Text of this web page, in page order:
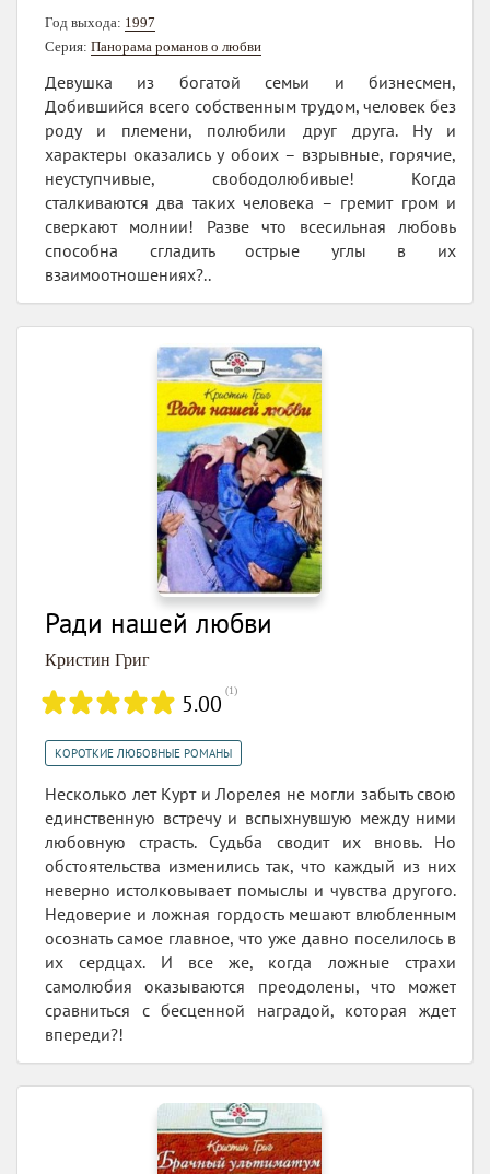
Год выхода: 1997
Серия: Панорама романов о любви
Девушка из богатой семьи и бизнесмен,
Добившийся всего собственным трудом, человек без
роду и племени, полюбили друг друга. Ну и
характеры оказались у обоих – взрывные, горячие,
неуступчивые, свободолюбивые! Когда
сталкиваются два таких человека – гремит гром и
сверкают молнии! Разве что всесильная любовь
способна сгладить острые углы в их
взаимоотношениях?..
Ради нашей любви
Кристин Григ
5.00 (1)
КОРОТКИЕ ЛЮБОВНЫЕ РОМАНЫ
Несколько лет Курт и Лорелея не могли забыть свою
единственную встречу и вспыхнувшую между ними
любовную страсть. Судьба сводит их вновь. Но
обстоятельства изменились так, что каждый из них
неверно истолковывает помыслы и чувства другого.
Недоверие и ложная гордость мешают влюбленным
осознать самое главное, что уже давно поселилось в
их сердцах. И все же, когда ложные страхи
самолюбия оказываются преодолены, что может
сравниться с бесценной наградой, которая ждет
впереди?!